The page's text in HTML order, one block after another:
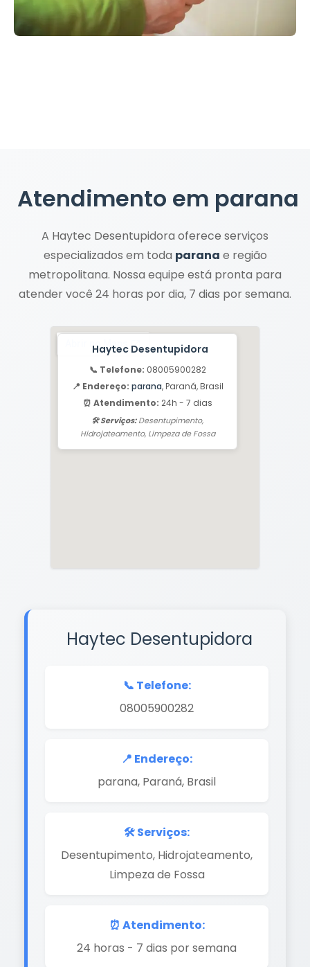
Atendimento em parana
A Haytec Desentupidora oferece serviços
especializados em toda parana e região
metropolitana. Nossa equipe está pronta para
atender você 24 horas por dia, 7 dias por semana.
Haytec Desentupidora
📞 Telefone: 08005900282
📍 Endereço: parana, Paraná, Brasil
⏰ Atendimento: 24h - 7 dias
🛠️ Serviços:Desentupimento,
Hidrojateamento, Limpeza de Fossa
Haytec Desentupidora
📞 Telefone:
08005900282
📍 Endereço:
parana, Paraná, Brasil
🛠️ Serviços:
Desentupimento, Hidrojateamento,
Limpeza de Fossa
⏰ Atendimento:
24 horas - 7 dias por semana